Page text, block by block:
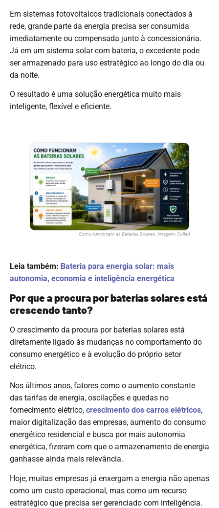
Em sistemas fotovoltaicos tradicionais conectados à
rede, grande parte da energia precisa ser consumida
imediatamente ou compensada junto à concessionária.
Já em um sistema solar com bateria, o excedente pode
ser armazenado para uso estratégico ao longo do dia ou
da noite.
O resultado é uma solução energética muito mais
inteligente, flexível e eficiente.
Como funcionam as Baterias Solares. Imagem: Solled
Leia também: Bateria para energia solar: mais
autonomia, economia e inteligência energética
Por que a procura por baterias solares está
crescendo tanto?
O crescimento da procura por baterias solares está
diretamente ligado às mudanças no comportamento do
consumo energético e à evolução do próprio setor
elétrico.
Nos últimos anos, fatores como o aumento constante
das tarifas de energia, oscilações e quedas no
fornecimento elétrico, crescimento dos carros elétricos,
maior digitalização das empresas, aumento do consumo
energético residencial e busca por mais autonomia
energética, fizeram com que o armazenamento de energia
ganhasse ainda mais relevância.
Hoje, muitas empresas já enxergam a energia não apenas
como um custo operacional, mas como um recurso
estratégico que precisa ser gerenciado com inteligência.